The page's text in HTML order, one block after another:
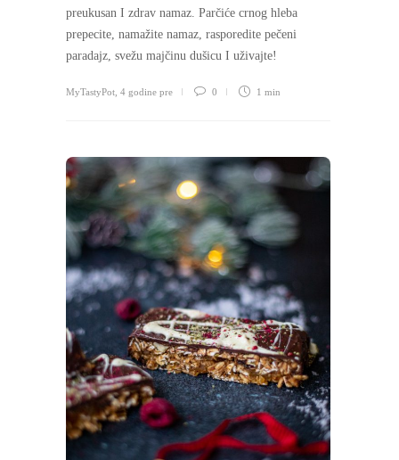
preukusan I zdrav namaz. Parčiće crnog hleba
prepecite, namažite namaz, rasporedite pečeni
paradajz, svežu majčinu dušicu I uživajte!
MyTastyPot, 4 godine pre 0 1 min